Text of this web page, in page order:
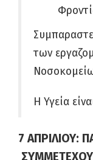
των
Η Υγεία
7 ΑΠΡΙΛΙΟΥ: